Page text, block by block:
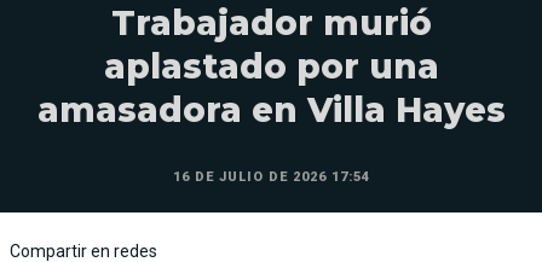
Trabajador murió
aplastado por una
amasadora en Villa Hayes
16 DE JULIO DE 2026 17:54
Compartir en redes